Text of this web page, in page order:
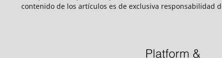
contenido de los artículos es de exclusiva responsabilidad